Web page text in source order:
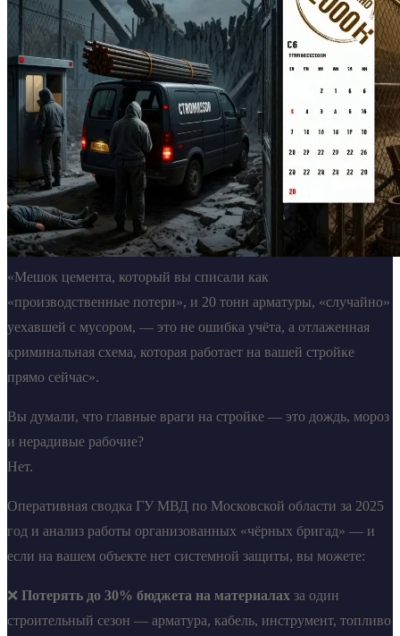
«Мешок цемента, который вы списали как
«производственные потери», и 20 тонн арматуры, «случайно»
уехавшей с мусором, — это не ошибка учёта, а отлаженная
криминальная схема, которая работает на вашей стройке
прямо сейчас».
Вы думали, что главные враги на стройке — это дождь, мороз
и нерадивые рабочие?
Нет.
Оперативная сводка ГУ МВД по Московской области за 2025
год и анализ работы организованных «чёрных бригад» — и
если на вашем объекте нет системной защиты, вы можете:
❌ Потерять до 30% бюджета на материалах за один
строительный сезон — арматура, кабель, инструмент, топливо